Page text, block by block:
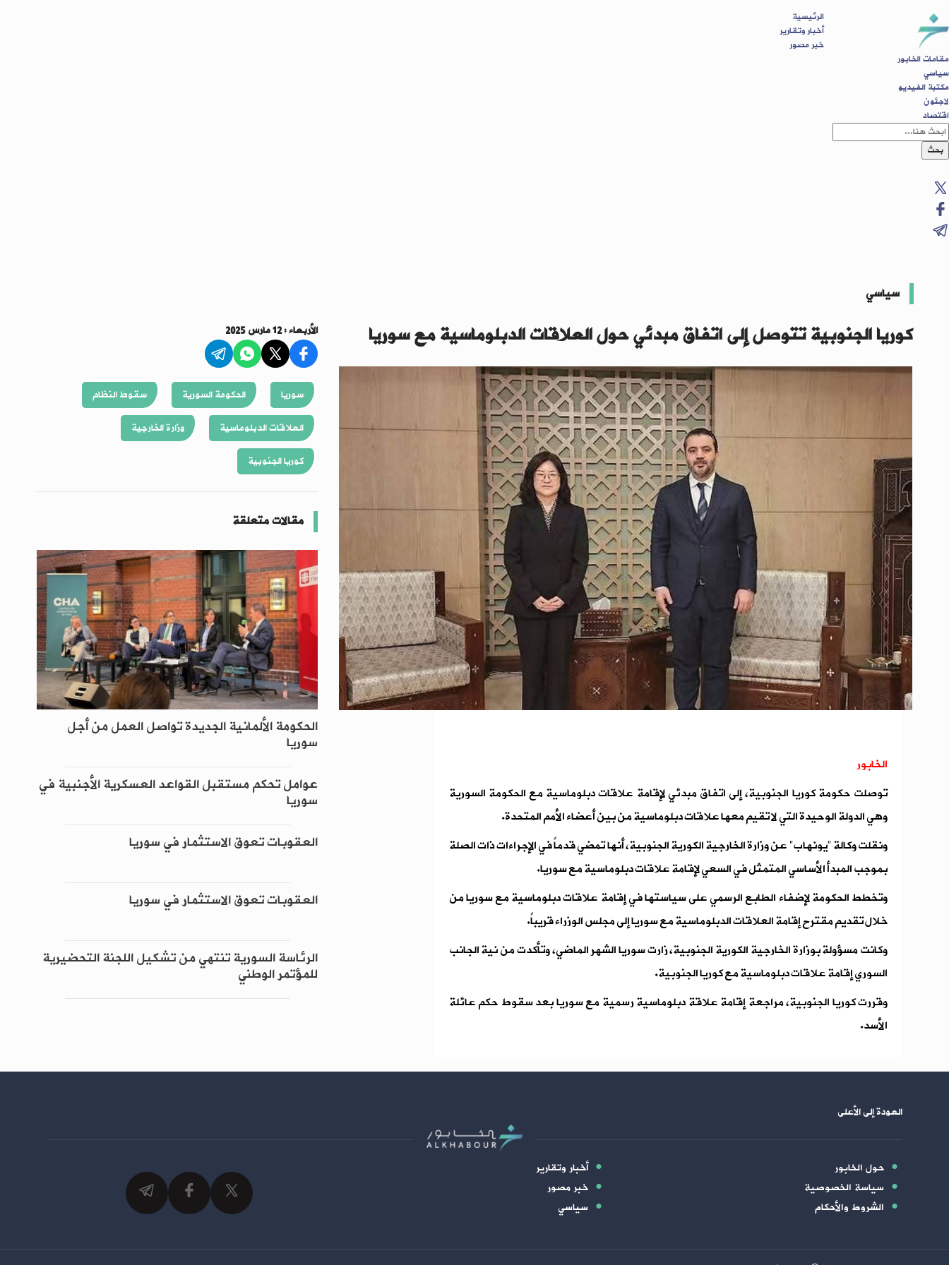
الرئيسية
أخبار وتقارير
خبر مصور
مقامات الخابور
سياسي
مكتبة الفيديو
لاجئون
اقتصاد
بحث
سياسي
كوريا الجنوبية تتوصل إلى اتفاق مبدئي حول العلاقات الدبلوماسية مع سوريا
الخابور
توصلت حكومة كوريا الجنوبية، إلى اتفاق مبدئي لإقامة علاقات دبلوماسية مع الحكومة السورية
وهي الدولة الوحيدة التي لا تقيم معها علاقات دبلوماسية من بين أعضاء الأمم المتحدة.
ونقلت وكالة "يونهاب" عن وزارة الخارجية الكورية الجنوبية، أنها تمضي قدماً في الإجراءات ذات الصلة
بموجب المبدأ الأساسي المتمثل في السعي لإقامة علاقات دبلوماسية مع سوريا.
وتخطط الحكومة لإضفاء الطابع الرسمي على سياستها في إقامة علاقات دبلوماسية مع سوريا من
خلال تقديم مقترح إقامة العلاقات الدبلوماسية مع سوريا إلى مجلس الوزراء قريباً.
وكانت مسؤولة بوزارة الخارجية الكورية الجنوبية، زارت سوريا الشهر الماضي، وتأكدت من نية الجانب
السوري إقامة علاقات دبلوماسية مع كوريا الجنوبية.
وقررت كوريا الجنوبية، مراجعة إقامة علاقة دبلوماسية رسمية مع سوريا بعد سقوط حكم عائلة
الأسد.
الأربعاء : 12 مارس 2025
سوريا الحكومة السورية
سقوط النظام
العلاقات الدبلوماسية
وزارة الخارجية
كوريا الجنوبية
مقالات متعلقة
الحكومة الألمانية الجديدة تواصل العمل من أجل
سوريا
عوامل تحكم مستقبل القواعد العسكرية الأجنبية في
سوريا
العقوبات تعوق الاستثمار في سوريا
العقوبات تعوق الاستثمار في سوريا
الرئاسة السورية تنتهي من تشكيل اللجنة التحضيرية
للمؤتمر الوطني
العودة إلى الأعلى
حول الخابور
سياسة الخصوصية
الشروط والأحكام
أخبار وتقارير
خبر مصور
سياسي